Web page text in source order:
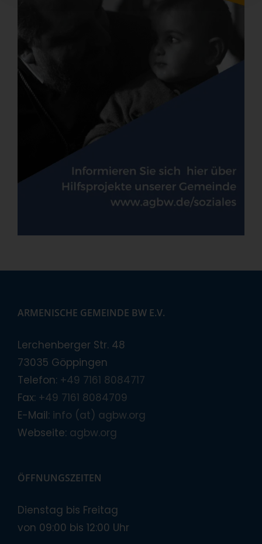
ARMENISCHE GEMEINDE BW E.V.
Lerchenberger Str. 48
73035 Göppingen
Telefon: +49 7161 8084717
Fax: +49 7161 8084709
E-Mail: info (at) agbw.org
Webseite: agbw.org
ÖFFNUNGSZEITEN
Dienstag bis Freitag
von 09:00 bis 12:00 Uhr